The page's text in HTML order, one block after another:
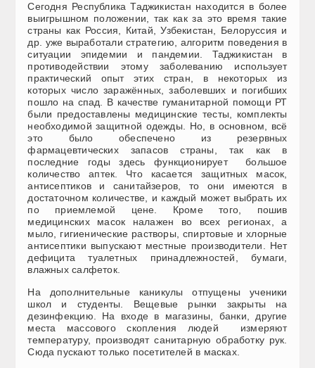
Сегодня Республика Таджикистан находится в более
выигрышном положении, так как за это время такие
страны как Россия, Китай, Узбекистан, Белоруссия и
др. уже выработали стратегию, алгоритм поведения в
ситуации эпидемии и пандемии. Таджикистан в
противодействии этому заболеванию использует
практический опыт этих стран, в некоторых из
которых число заражённых, заболевших и погибших
пошло на спад. В качестве гуманитарной помощи РТ
были предоставлены медицинские тесты, комплекты
необходимой защитной одежды. Но, в основном, всё
это было обеспечено из резервных
фармацевтических запасов страны, так как в
последние годы здесь функционирует большое
количество аптек. Что касается защитных масок,
антисептиков и санитайзеров, то они имеются в
достаточном количестве, и каждый может выбрать их
по приемлемой цене. Кроме того, пошив
медицинских масок налажен во всех регионах, а
мыло, гигиенические растворы, спиртовые и хлорные
антисептики выпускают местные производители. Нет
дефицита туалетных принадлежностей, бумаги,
влажных салфеток.
На дополнительные каникулы отпущены ученики
школ и студенты. Вещевые рынки закрыты на
дезинфекцию. На входе в магазины, банки, другие
места массового скопления людей измеряют
температуру, производят санитарную обработку рук.
Сюда пускают только посетителей в масках.